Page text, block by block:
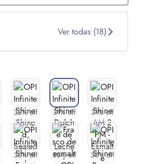
Ver todas (18)
32% off 31% off 31% off
30% off 30% off 30% off